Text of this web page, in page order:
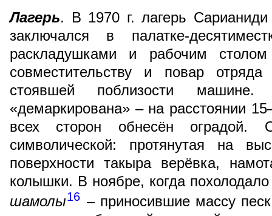
Лагерь. В 1970 г. лагерь
заключался в палатке-
раскладушками и рабочим
совместительству и повар
стоявшей поблизости
«демаркирована» – на расстоянии
всех сторон обнесён оградой.
символической: протянутая на
поверхности такыра верёвка,
колышки. В ноябре, когда
шамолы16 – приносившие массу